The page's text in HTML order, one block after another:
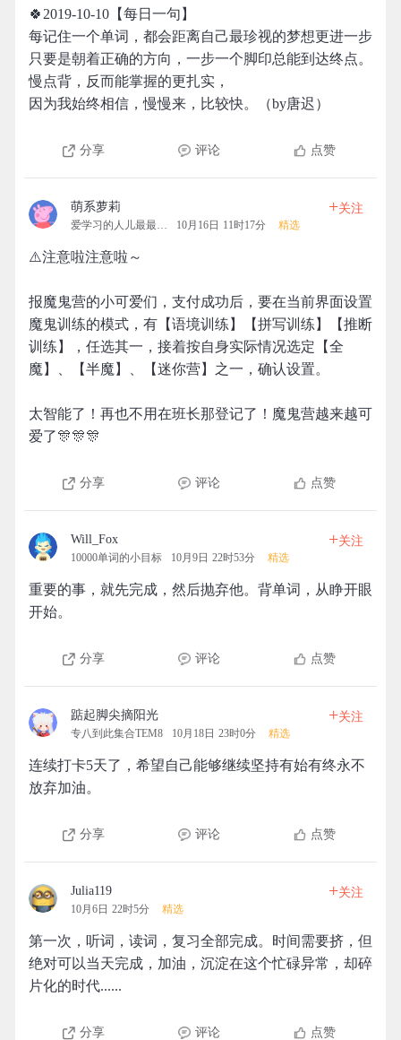
🍀2019-10-10【每日一句】
每记住一个单词，都会距离自己最珍视的梦想更进一步
只要是朝着正确的方向，一步一个脚印总能到达终点。
慢点背，反而能掌握的更扎实，
因为我始终相信，慢慢来，比较快。（by唐迟）
分享 评论 点赞
萌系萝莉
爱学习的人儿最最可爱 10月16日 11时17分 精选
+关注
⚠️注意啦注意啦～
报魔鬼营的小可爱们，支付成功后，要在当前界面设置
魔鬼训练的模式，有【语境训练】【拼写训练】【推断
训练】，任选其一，接着按自身实际情况选定【全
魔】、【半魔】、【迷你营】之一，确认设置。
太智能了！再也不用在班长那登记了！魔鬼营越来越可
爱了🎊🎊🎊
分享 评论 点赞
Will_Fox
10000单词的小目标 10月9日 22时53分 精选
+关注
重要的事，就先完成，然后抛弃他。背单词，从睁开眼
开始。
分享 评论 点赞
踮起脚尖摘阳光
专八到此集合TEM8 10月18日 23时0分 精选
+关注
连续打卡5天了，希望自己能够继续坚持有始有终永不
放弃加油。
分享 评论 点赞
Julia119
10月6日 22时5分 精选
+关注
第一次，听词，读词，复习全部完成。时间需要挤，但
绝对可以当天完成，加油，沉淀在这个忙碌异常，却碎
片化的时代......
分享 评论 点赞